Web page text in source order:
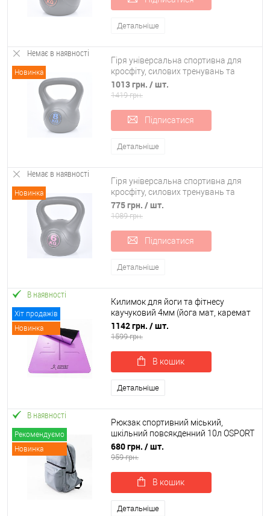
Детальніше
Новинка
Немає в наявності
Гіря універсальна спортивна для
кросфіту, силових тренувань та
фітнесу 8 кг OSPORT (MS 4196-8)
1013 грн. / шт.
1419 грн.
Підписатися
Детальніше
Новинка
Немає в наявності
Гіря універсальна спортивна для
кросфіту, силових тренувань та
фітнесу 6 кг OSPORT (MS 4196-6)
775 грн. / шт.
1089 грн.
Підписатися
Детальніше
Хіт продажів
Новинка
В наявності
Килимок для йоги та фітнесу
каучуковий 4мм (йога мат, каремат
спортивний) 183x68см OSPORT (OF-
0284)
1142 грн. / шт.
1599 грн.
В кошик
Детальніше
Рекомендуємо
Новинка
В наявності
Рюкзак спортивний міський,
шкільний повсякденний 10л OSPORT
(ty-0053)
680 грн. / шт.
959 грн.
В кошик
Детальніше